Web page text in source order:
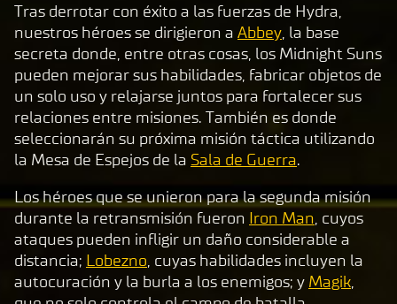
ub
ey
la
tran
sfer
enci
a de
dato
los
serv
idor
es de
Goog
Tras derrotar con éxito a las fuerzas de Hydra,
nuestros héroes se dirigieron a Abbey, la base
secreta donde, entre otras cosas, los Midnight Suns
pueden mejorar sus habilidades, fabricar objetos de
un solo uso y relajarse juntos para fortalecer sus
relaciones entre misiones. También es donde
seleccionarán su próxima misión táctica utilizando
la Mesa de Espejos de la Sala de Guerra.
Los héroes que se unieron para la segunda misión
durante la retransmisión fueron Iron Man, cuyos
ataques pueden infligir un daño considerable a
distancia; Lobezno, cuyas habilidades incluyen la
autocuración y la burla a los enemigos; y Magik,